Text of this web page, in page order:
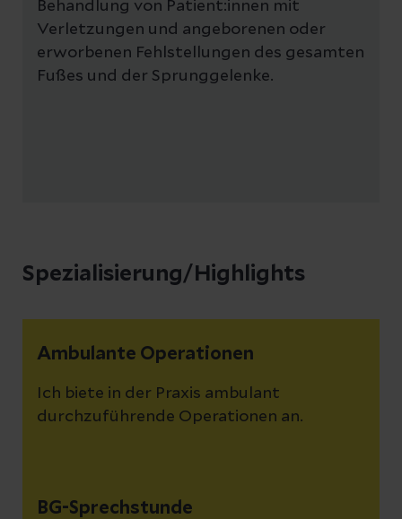
Behandlung von Patient:innen mit
Verletzungen und angeborenen oder
erworbenen Fehlstellungen des gesamten
Fußes und der Sprunggelenke.
Spezialisierung/Highlights
Ambulante Operationen
Ich biete in der Praxis ambulant
durchzuführende Operationen an.
BG-Sprechstunde